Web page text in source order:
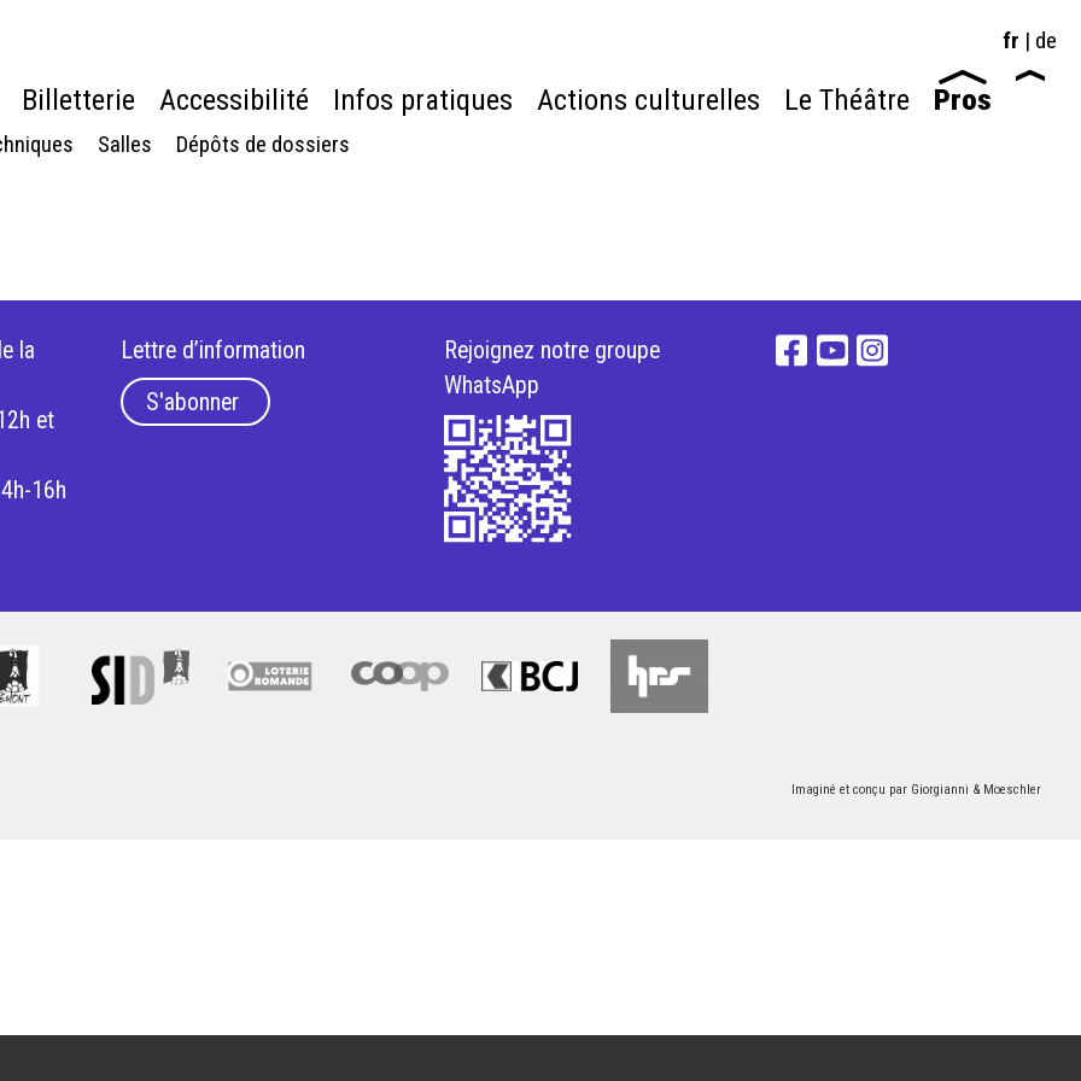
fr | de
Billetterie Accessibilité Infos pratiques Actions culturelles Le Théâtre Pros
Salles Dépôts de dossiers
la
et
16h
Lettre d’information
S'abonner
Rejoignez notre groupe
WhatsApp
Imaginé et conçu par Giorgianni & Moeschler